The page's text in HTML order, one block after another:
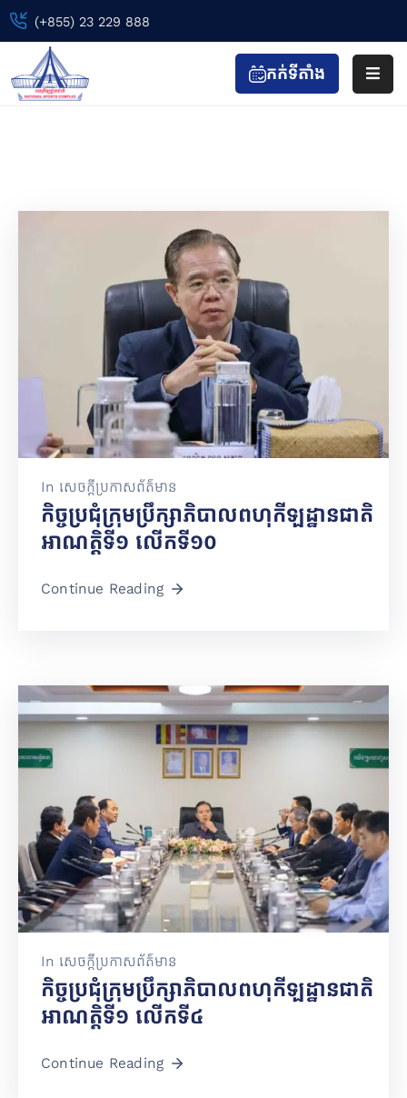
(+855) 23 229 888
កក់ទីតាំង
ទំព័រ
ដើម
ហាង
អាហារ
បរិក្ខារ
សេវា
In សេចក្តីប្រកាសព័ត៌មាន
កិច្ចប្រជុំក្រុមប្រឹក្សាភិបាលពហុកីឡដ្ឋានជាតិ
អាណត្តិទី១ លើកទី១០
Continue Reading
In សេចក្តីប្រកាសព័ត៌មាន
កិច្ចប្រជុំក្រុមប្រឹក្សាភិបាលពហុកីឡដ្ឋានជាតិ
អាណត្តិទី១ លើកទី៤
Continue Reading